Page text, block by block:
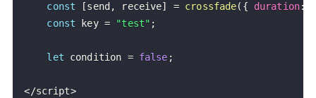
const [send , receive] = crossfade( { duration:
const key = "test" ;
let condition = false ;
</script>